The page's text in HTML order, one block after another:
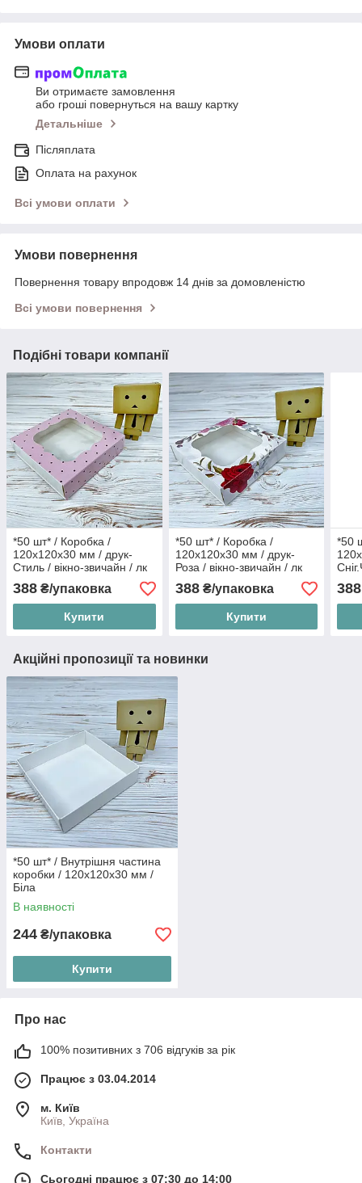
Умови оплати
Ви отримаєте замовлення
або гроші повернуться на вашу картку
Детальніше
Післяплата
Оплата на рахунок
Всі умови оплати
Умови повернення
Повернення товару впродовж 14 днів за домовленістю
Всі умови повернення
Подібні товари компанії
*50 шт* / Коробка /
120х120х30 мм / друк-
Стиль / вікно-звичайн / лк
388 ₴/упаковка
Купити
*50 шт* / Коробка /
120х120х30 мм / друк-
Роза / вікно-звичайн / лк
388₴/упаковка
Купити
*50
388
Акційні пропозиції та новинки
*50 шт* / Внутрішня частина
коробки / 120х120х30 мм /
Біла
В наявності
244 ₴/упаковка
Купити
Про нас
100% позитивних з 706 відгуків за рік
Працює з 03.04.2014
м. Київ
Київ, Україна
Контакти
Сьогодні працює з 07:30 до 14:00